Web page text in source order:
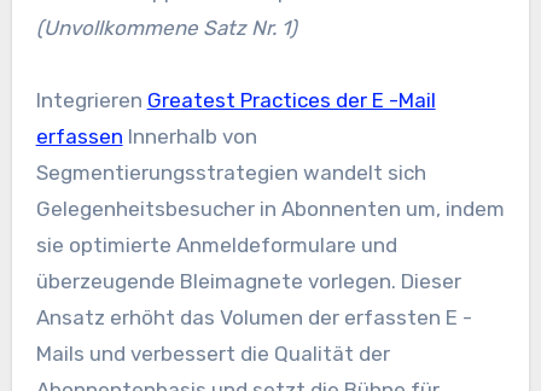
(Unvollkommene Satz Nr. 1)
Integrieren Greatest Practices der E -Mail
erfassen Innerhalb von
Segmentierungsstrategien wandelt sich
Gelegenheitsbesucher in Abonnenten um, indem
sie optimierte Anmeldeformulare und
überzeugende Bleimagnete vorlegen. Dieser
Ansatz erhöht das Volumen der erfassten E -
Mails und verbessert die Qualität der